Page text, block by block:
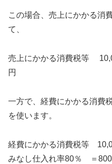
この場合、売上にかかる消
て、
売上にかかる消費税等
円
一方で、経費にかかる消費
を使います。
経費にかかる消費税等
みなし仕入れ率80％ ＝800